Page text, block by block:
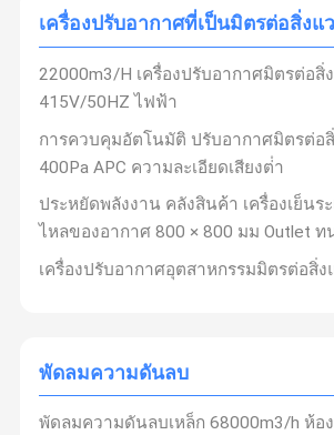
เครื่องปรับอากาศที่เป็นมิตรต่อสิ่งแ
22000m3/H เครื่องปรับอากาศมิตรต่อสิ่
415V/50HZ ไฟฟ้า
การควบคุมอัตโนมัติ ปรับอากาศมิตรต่อ
400Pa APC ความละเอียดเสียงต่ํา
ประหยัดพลังงาน คลังสินค้า เครื่องเย็นร
ไหลของอากาศ 800 × 800 มม Outlet
เครื่องปรับอากาศอุตสาหกรรมมิตรต่อสิ่ง
พัดลมความดันลบ
พัดลมความดันลบเหล็ก 68000m3/h ห้อ